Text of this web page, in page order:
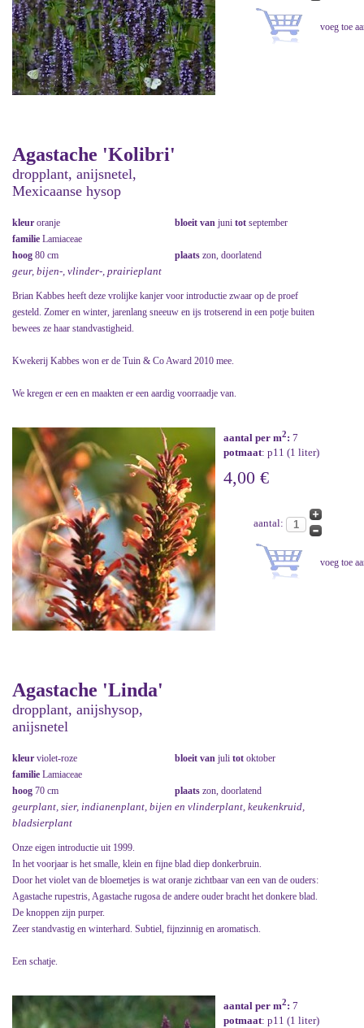
Agastache 'Kolibri'
dropplant, anijsnetel,
Mexicaanse hysop
kleur oranje bloeit van juni tot september
familie Lamiaceae
hoog 80 cm plaats zon, doorlatend
geur, bijen-, vlinder-, prairieplant
Brian Kabbes heeft deze vrolijke kanjer voor introductie zwaar op de proef
gesteld. Zomer en winter, jarenlang sneeuw en ijs trotserend in een potje buiten
bewees ze haar standvastigheid.
Kwekerij Kabbes won er de Tuin & Co Award 2010 mee.
We kregen er een en maakten er een aardig voorraadje van.
aantal per m2: 7
potmaat: p11 (1 liter)
4,00 €
aantal:
Agastache 'Linda'
dropplant, anijshysop,
anijsnetel
kleur violet-roze bloeit van juli tot oktober
familie Lamiaceae
hoog 70 cm plaats zon, doorlatend
geurplant, sier, indianenplant, bijen en vlinderplant, keukenkruid,
bladsierplant
Onze eigen introductie uit 1999.
In het voorjaar is het smalle, klein en fijne blad diep donkerbruin.
Door het violet van de bloemetjes is wat oranje zichtbaar van een van de ouders:
Agastache rupestris, Agastache rugosa de andere ouder bracht het donkere blad.
De knoppen zijn purper.
Zeer standvastig en winterhard. Subtiel, fijnzinnig en aromatisch.
Een schatje.
aantal per m2: 7
potmaat: p11 (1 liter)